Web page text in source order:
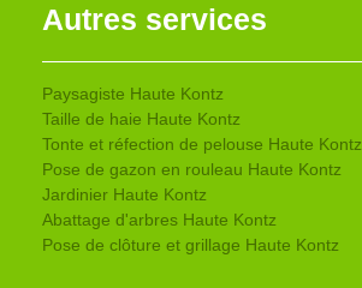
Autres services
Paysagiste Haute Kontz
Taille de haie Haute Kontz
Tonte et réfection de pelouse Haute Kontz
Pose de gazon en rouleau Haute Kontz
Jardinier Haute Kontz
Abattage d'arbres Haute Kontz
Pose de clôture et grillage Haute Kontz